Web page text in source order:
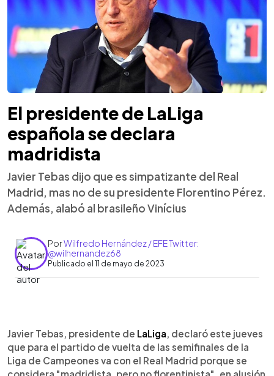
El presidente de LaLiga
española se declara
madridista
Javier Tebas dijo que es simpatizante del Real
Madrid, mas no de su presidente Florentino Pérez.
Además, alabó al brasileño Vinícius
PorWilfredo Hernández / EFE Twitter:
@wilhernandez68
Publicado el 11 de mayo de 2023
► Escuchar artículo
Javier Tebas, presidente de LaLiga , declaró este jueves
que para el partido de vuelta de las semifinales de la
Liga de Campeones va con el Real Madrid porque se
considera "madridista, pero no florentinista", en alusión